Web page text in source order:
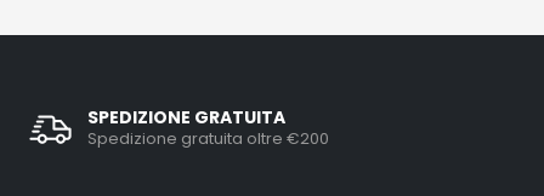
SPEDIZIONE GRATUITA
Spedizione gratuita oltre €200